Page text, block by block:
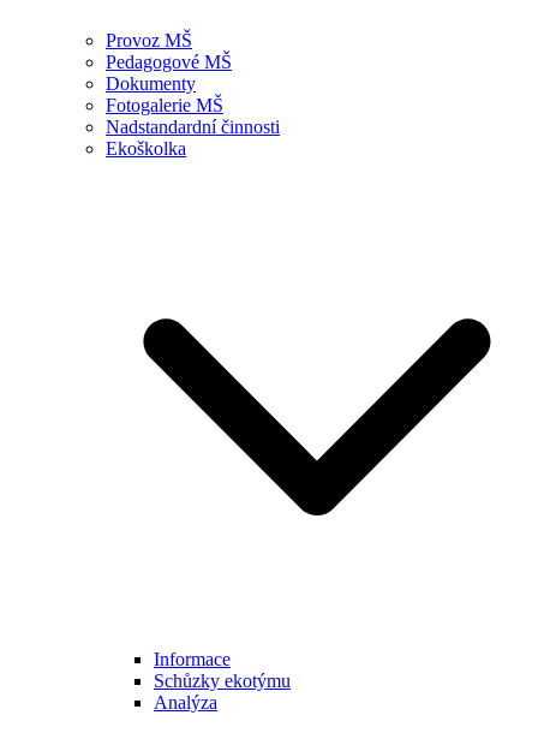
Provoz MŠ
Pedagogové MŠ
Dokumenty
Fotogalerie MŠ
Nadstandardní činnosti
Ekoškolka
Informace
Schůzky ekotýmu
Analýza